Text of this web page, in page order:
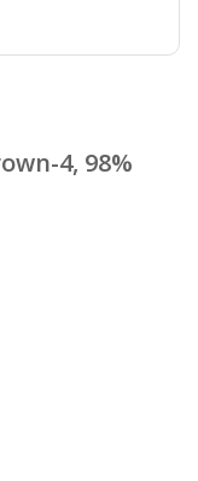
4, 98%